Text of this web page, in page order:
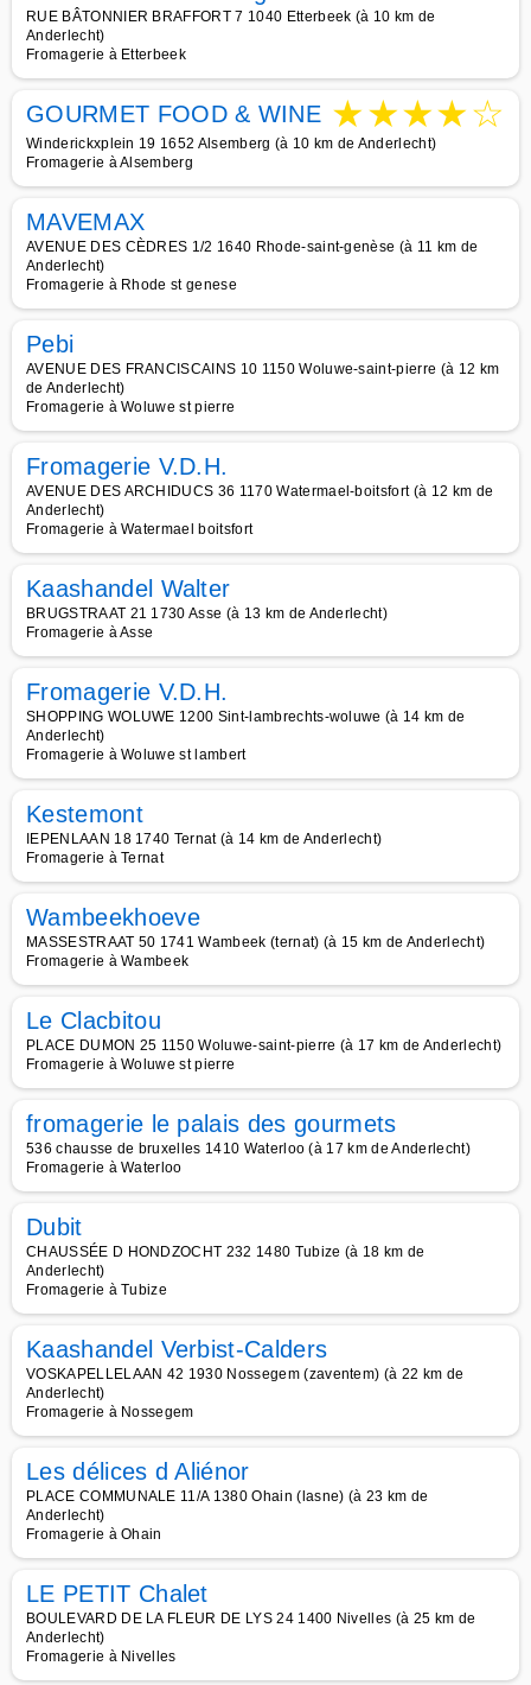
RUE BÂTONNIER BRAFFORT 7 1040 Etterbeek (à 10 km de
Anderlecht)
Fromagerie à Etterbeek
GOURMET FOOD & WINE ★★★★☆
Winderickxplein 19 1652 Alsemberg (à 10 km de Anderlecht)
Fromagerie à Alsemberg
MAVEMAX
AVENUE DES CÈDRES 1/2 1640 Rhode-saint-genèse (à 11 km de
Anderlecht)
Fromagerie à Rhode st genese
Pebi
AVENUE DES FRANCISCAINS 10 1150 Woluwe-saint-pierre (à 12 km
de Anderlecht)
Fromagerie à Woluwe st pierre
Fromagerie V.D.H.
AVENUE DES ARCHIDUCS 36 1170 Watermael-boitsfort (à 12 km de
Anderlecht)
Fromagerie à Watermael boitsfort
Kaashandel Walter
BRUGSTRAAT 21 1730 Asse (à 13 km de Anderlecht)
Fromagerie à Asse
Fromagerie V.D.H.
SHOPPING WOLUWE 1200 Sint-lambrechts-woluwe (à 14 km de
Anderlecht)
Fromagerie à Woluwe st lambert
Kestemont
IEPENLAAN 18 1740 Ternat (à 14 km de Anderlecht)
Fromagerie à Ternat
Wambeekhoeve
MASSESTRAAT 50 1741 Wambeek (ternat) (à 15 km de Anderlecht)
Fromagerie à Wambeek
Le Clacbitou
PLACE DUMON 25 1150 Woluwe-saint-pierre (à 17 km de Anderlecht)
Fromagerie à Woluwe st pierre
fromagerie le palais des gourmets
536 chausse de bruxelles 1410 Waterloo (à 17 km de Anderlecht)
Fromagerie à Waterloo
Dubit
CHAUSSÉE D HONDZOCHT 232 1480 Tubize (à 18 km de
Anderlecht)
Fromagerie à Tubize
Kaashandel Verbist-Calders
VOSKAPELLELAAN 42 1930 Nossegem (zaventem) (à 22 km de
Anderlecht)
Fromagerie à Nossegem
Les délices d Aliénor
PLACE COMMUNALE 11/A 1380 Ohain (lasne) (à 23 km de
Anderlecht)
Fromagerie à Ohain
LE PETIT Chalet
BOULEVARD DE LA FLEUR DE LYS 24 1400 Nivelles (à 25 km de
Anderlecht)
Fromagerie à Nivelles